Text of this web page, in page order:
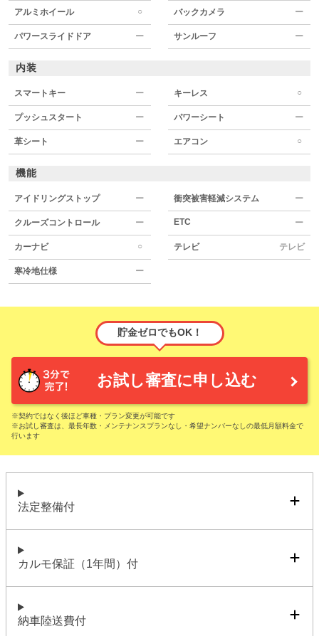
アルミホイール ○ バックカメラ ー
パワースライドドア ー サンルーフ ー
内装
スマートキー ー キーレス ○
プッシュスタート ー パワーシート ー
革シート ー エアコン ○
機能
アイドリングストップ ー 衝突被害軽減システム ー
クルーズコントロール ー ETC ー
カーナビ ○ テレビ テレビ
寒冷地仕様 ー
貯金ゼロでもOK！
お試し審査に申し込む
※契約ではなく後ほど車種・プラン変更が可能です
※お試し審査は、最長年数・メンテナンスプランなし・希望ナンバーなしの最低月額料金で
行います
法定整備付
カルモ保証（1年間）付
納車陸送費付